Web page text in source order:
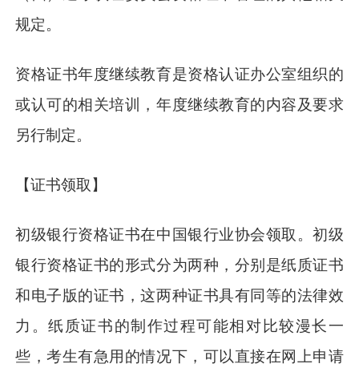
规定。
资格证书年度继续教育是资格认证办公室组织的
或认可的相关培训，年度继续教育的内容及要求
另行制定。
【证书领取】
初级银行资格证书在中国银行业协会领取。初级
银行资格证书的形式分为两种，分别是纸质证书
和电子版的证书，这两种证书具有同等的法律效
力。纸质证书的制作过程可能相对比较漫长一
些，考生有急用的情况下，可以直接在网上申请